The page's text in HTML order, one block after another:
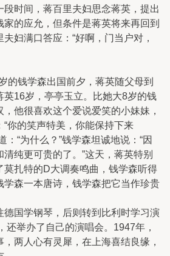
段时间，蒋百里夫妇思念蒋英，提出
的应允，但条件是蒋英将来再回到
妇满口答应：“好啊，门当户对，
钱学森出国前夕，蒋英随父母到
英16岁，亭亭玉立。比她大8岁的钱
他很喜欢这个爱说爱笑的小妹妹，
你的笑声特美，你能保持下来
：“为什么？”钱学森坦诚地说：“因
纯更可贵的了。”这天，蒋英特别
莫扎特的D大调奏鸣曲，钱学森听得
学森一本唐诗，钱学森把它当作珍贵
国学钢琴，后则转到比利时学习演
还举办了自己的演唱会。1947年，
两人心有灵犀，在上海喜结良缘，